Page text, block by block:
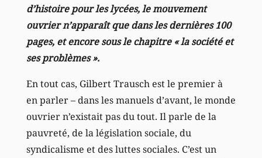
d’histoire pour les lycées, le mouvement
ouvrier n’apparaît que dans les dernières 100
pages, et encore sous le chapitre « la société et
ses problèmes ».
En tout cas, Gilbert Trausch est le premier à
en parler – dans les manuels d’avant, le monde
ouvrier n’existait pas du tout. Il parle de la
pauvreté, de la législation sociale, du
syndicalisme et des luttes sociales. C’est un